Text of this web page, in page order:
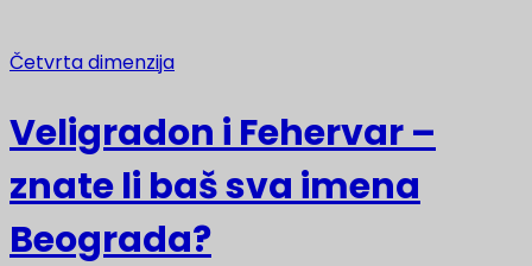
Četvrta dimenzija
Veligradon i Fehervar –
znate li baš sva imena
Beograda?